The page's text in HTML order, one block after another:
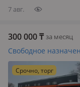
7 авг.
300 000₸ за месяц
Свободное
Срочно, торг